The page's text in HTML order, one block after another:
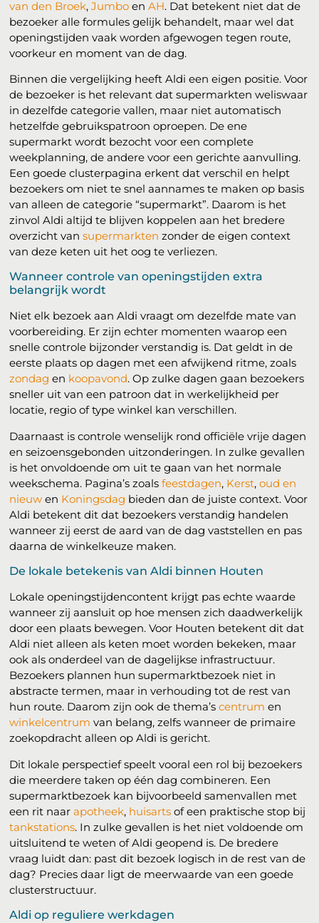
van den Broek,Jumbo enAH. Dat betekent niet dat de
bezoeker alle formules gelijk behandelt, maar wel dat
openingstijden vaak worden afgewogen tegen route,
voorkeur en moment van de dag.
Binnen die vergelijking heeft Aldi een eigen positie. Voor
de bezoeker is het relevant dat supermarkten weliswaar
in dezelfde categorie vallen, maar niet automatisch
hetzelfde gebruikspatroon oproepen. De ene
supermarkt wordt bezocht voor een complete
weekplanning, de andere voor een gerichte aanvulling.
Een goede clusterpagina erkent dat verschil en helpt
bezoekers om niet te snel aannames te maken op basis
van alleen de categorie “supermarkt”. Daarom is het
zinvol Aldi altijd te blijven koppelen aan het bredere
overzicht vansupermarkten zonder de eigen context
van deze keten uit het oog te verliezen.
Wanneer controle van openingstijden extra
belangrijk wordt
Niet elk bezoek aan Aldi vraagt om dezelfde mate van
voorbereiding. Er zijn echter momenten waarop een
snelle controle bijzonder verstandig is. Dat geldt in de
eerste plaats op dagen met een afwijkend ritme, zoals
zondag en koopavond. Op zulke dagen gaan bezoekers
sneller uit van een patroon dat in werkelijkheid per
locatie, regio of type winkel kan verschillen.
Daarnaast is controle wenselijk rond officiële vrije dagen
en seizoensgebonden uitzonderingen. In zulke gevallen
is het onvoldoende om uit te gaan van het normale
weekschema. Pagina’s zoalsfeestdagen, Kerst,oud en
nieuw en Koningsdag bieden dan de juiste context. Voor
Aldi betekent dit dat bezoekers verstandig handelen
wanneer zij eerst de aard van de dag vaststellen en pas
daarna de winkelkeuze maken.
De lokale betekenis van Aldi binnen Houten
Lokale openingstijdencontent krijgt pas echte waarde
wanneer zij aansluit op hoe mensen zich daadwerkelijk
door een plaats bewegen. Voor Houten betekent dit dat
Aldi niet alleen als keten moet worden bekeken, maar
ook als onderdeel van de dagelijkse infrastructuur.
Bezoekers plannen hun supermarktbezoek niet in
abstracte termen, maar in verhouding tot de rest van
hun route. Daarom zijn ook de thema’scentrum en
winkelcentrum van belang, zelfs wanneer de primaire
zoekopdracht alleen op Aldi is gericht.
Dit lokale perspectief speelt vooral een rol bij bezoekers
die meerdere taken op één dag combineren. Een
supermarktbezoek kan bijvoorbeeld samenvallen met
een rit naarapotheek, huisarts of een praktische stop bij
tankstations. In zulke gevallen is het niet voldoende om
uitsluitend te weten of Aldi geopend is. De bredere
vraag luidt dan: past dit bezoek logisch in de rest van de
dag? Precies daar ligt de meerwaarde van een goede
clusterstructuur.
Aldi op reguliere werkdagen